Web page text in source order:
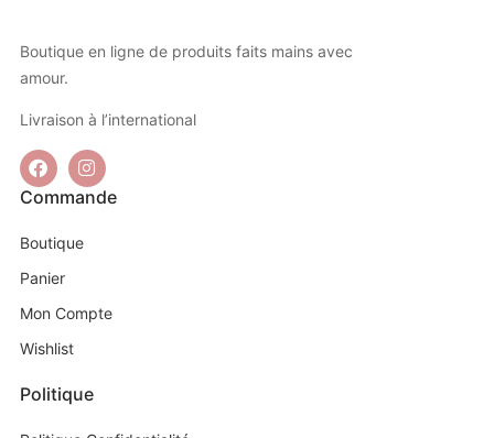
Boutique en ligne de produits faits mains avec
amour.
Livraison à l’international
Commande
Boutique
Panier
Mon Compte
Wishlist
Politique